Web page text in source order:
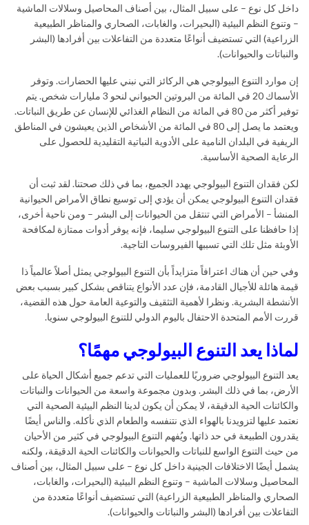
داخل كل نوع – على سبيل المثال، بين أصناف المحاصيل وسلالات الماشية
– وتنوع النظم البيئية (البحيرات، والغابات، الصحاري والمناظر الطبيعية
الزراعية) التي تستضيف أنواعًا متعددة من التفاعلات بين أفرادها (البشر
والنباتات والحيوانات).
إن موارد التنوع البيولوجي هي الركائز التي نبني عليها الحضارات. وتوفر
الأسماك 20 في المائة من البروتين الحيواني لنحو 3 مليارات شخص. يتم
توفير أكثر من 80 في المائة من النظام الغذائي للإنسان عن طريق النباتات.
ويعتمد ما يصل إلى 80 في المائة من الأشخاص الذين يعيشون في المناطق
الريفية في البلدان النامية على الأدوية النباتية التقليدية للحصول على
الرعاية الصحية الأساسية.
لكن فقدان التنوع البيولوجي يهدد الجميع، بما في ذلك صحتنا. لقد ثبت أن
فقدان التنوع البيولوجي يمكن أن يؤدي إلى توسيع نطاق الأمراض الحيوانية
المنشأ – الأمراض التي تنتقل من الحيوانات إلى البشر – ومن ناحية أخرى،
إذا حافظنا على التنوع البيولوجي سليما، فإنه يوفر أدوات ممتازة لمكافحة
الأوبئة مثل تلك التي تسببها الفيروسات التاجية.
وفي حين أن هناك اعترافاً متزايداً بأن التنوع البيولوجي يمثل أصلاً عالمياً ذا
قيمة هائلة للأجيال القادمة، فإن عدد الأنواع يتناقص بشكل كبير بسبب بعض
الأنشطة البشرية. ونظرا لأهمية التثقيف والتوعية العامة حول هذه القضية،
قررت الأمم المتحدة الاحتفال باليوم الدولي للتنوع البيولوجي سنويا.
لماذا يعد التنوع البيولوجي مهمًا؟
يعد التنوع البيولوجي ضروريًا للعمليات التي تدعم جميع أشكال الحياة على
الأرض، بما في ذلك البشر. وبدون مجموعة واسعة من الحيوانات والنباتات
والكائنات الحية الدقيقة، لا يمكن أن يكون لدينا النظم البيئية الصحية التي
نعتمد عليها لتزويدنا بالهواء الذي نتنفسه والطعام الذي نأكله. والناس أيضًا
يقدرون الطبيعة في حد ذاتها. ويُفهم التنوع البيولوجي في كثير من الأحيان
من حيث التنوع الواسع للنباتات والحيوانات والكائنات الحية الدقيقة، ولكنه
يشمل أيضًا الاختلافات الجينية داخل كل نوع – على سبيل المثال، بين أصناف
المحاصيل وسلالات الماشية – وتنوع النظم البيئية (البحيرات، والغابات،
الصحاري والمناظر الطبيعية الزراعية) التي تستضيف أنواعًا متعددة من
التفاعلات بين أفرادها (البشر والنباتات والحيوانات).